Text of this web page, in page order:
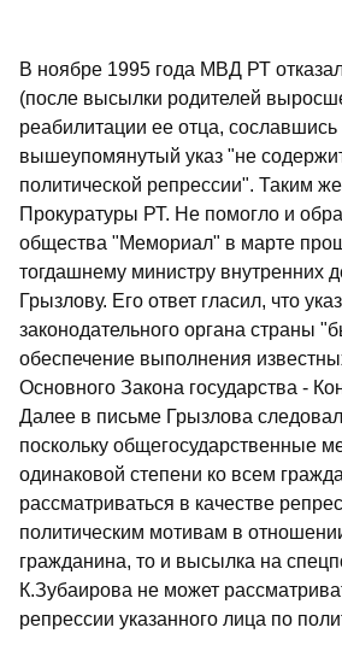
В ноябре 1995 года МВД РТ
(после высылки родителей
реабилитации ее отца, сославшись
вышеупомянутый указ "не
политической репрессии". Таким
Прокуратуры РТ. Не помогло и
общества "Мемориал" в марте
тогдашнему министру внутренних
Грызлову. Его ответ гласил, что
законодательного органа страны
обеспечение выполнения
Основного Закона государства -
Далее в письме Грызлова
поскольку общегосударственные
одинаковой степени ко всем
рассматриваться в качестве
политическим мотивам в
гражданина, то и высылка на
К.Зубаирова не может
репрессии указанного лица по